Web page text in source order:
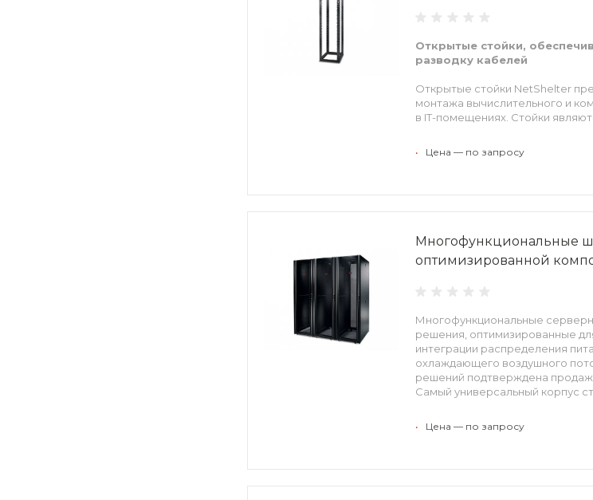
Открытые стойки,
разводку кабелей
Открытые стойки NetShelter
монтажа вычислительного и
в IT-помещениях. Стойки
• Цена — по запросу
Многофункциональные
оптимизированной
Многофункциональные
решения, оптимизированные
интеграции распределения
охлаждающего воздушного
решений подтверждена
Самый универсальный корпус
• Цена — по запросу